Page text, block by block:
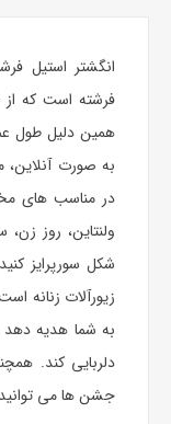
انگشتر استیل
فرشته است که
همین دلیل طول
به صورت
در مناسب های
ولنتاین، روز زن،
شکل سورپرایز
زیورآلات زنانه
به شما هدیه
دلربایی کند.
جشن ها می توانید